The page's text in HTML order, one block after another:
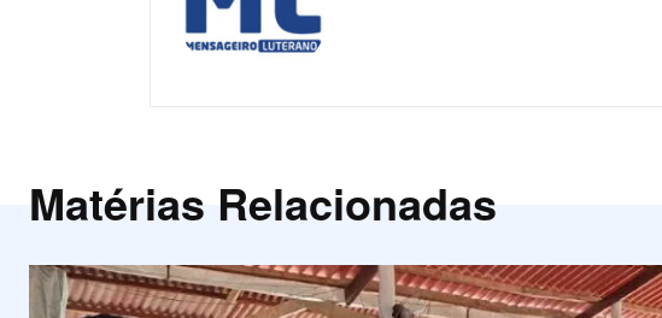
Matérias Relacionadas